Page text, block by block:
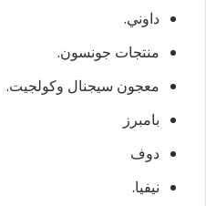
داوني.
منتجات جونسون.
معجون سيجنال وكولجيت.
بامبرز
دوف
نيفيا.